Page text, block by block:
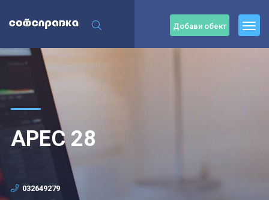
Добави обект
АРЕС 28
032649279